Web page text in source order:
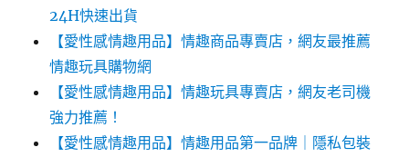
24H快速出貨
【愛性感情趣用品】情趣商品專賣店，網友最推薦
情趣玩具購物網
【愛性感情趣用品】情趣玩具專賣店，網友老司機
強力推薦！
【愛性感情趣用品】情趣用品第一品牌｜隱私包裝